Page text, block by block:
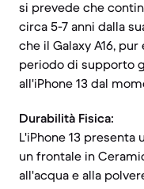
si prevede che
circa 5-7 anni dalla
che il Galaxy A16,
periodo di supporto
all'iPhone 13 dal
Durabilità Fisica:
L'iPhone 13
un frontale in
all'acqua e alla